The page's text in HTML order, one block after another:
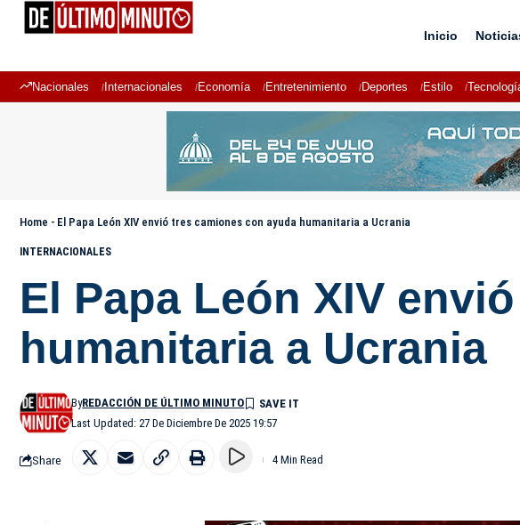
Inicio
Nacionales Internacionales Economía Entretenimiento Deportes Estilo
Home - El Papa León XIV envió tres camiones con ayuda humanitaria a Ucrania
INTERNACIONALES
El Papa León XIV
humanitaria a Ucrania
Last Updated: 27 De Diciembre De 2025 19:57
ByREDACCIÓN DE ÚLTIMO MINUTO
Share 4 Min Read